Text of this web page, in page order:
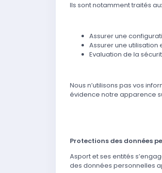
Ils sont notamment traités
Assurer une
Assurer une utilisation
Evaluation de la
Nous n’utilisons pas vos
évidence notre apparence
Protections des données
Asport et ses entités
des données personnelles